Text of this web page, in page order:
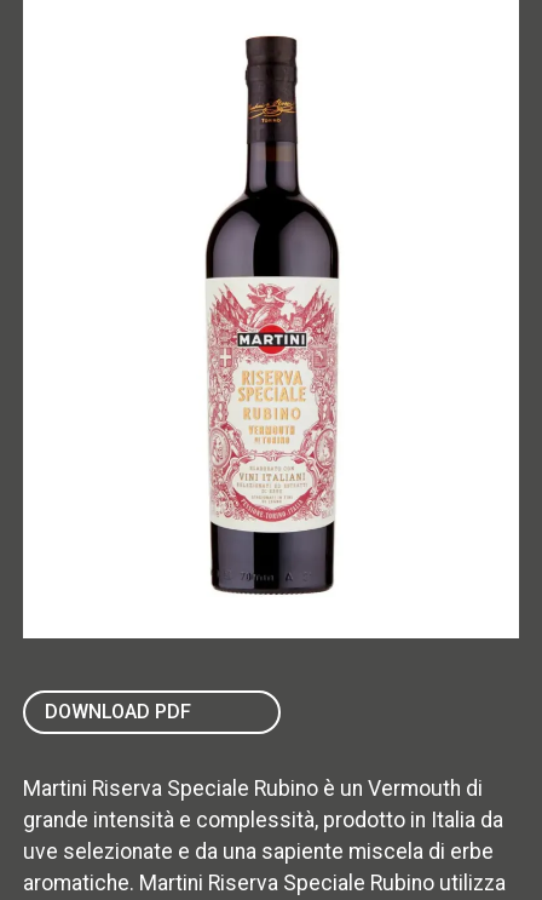
DOWNLOAD PDF
Martini Riserva Speciale Rubino è un Vermouth di
grande intensità e complessità, prodotto in Italia da
uve selezionate e da una sapiente miscela di erbe
aromatiche. Martini Riserva Speciale Rubino utilizza